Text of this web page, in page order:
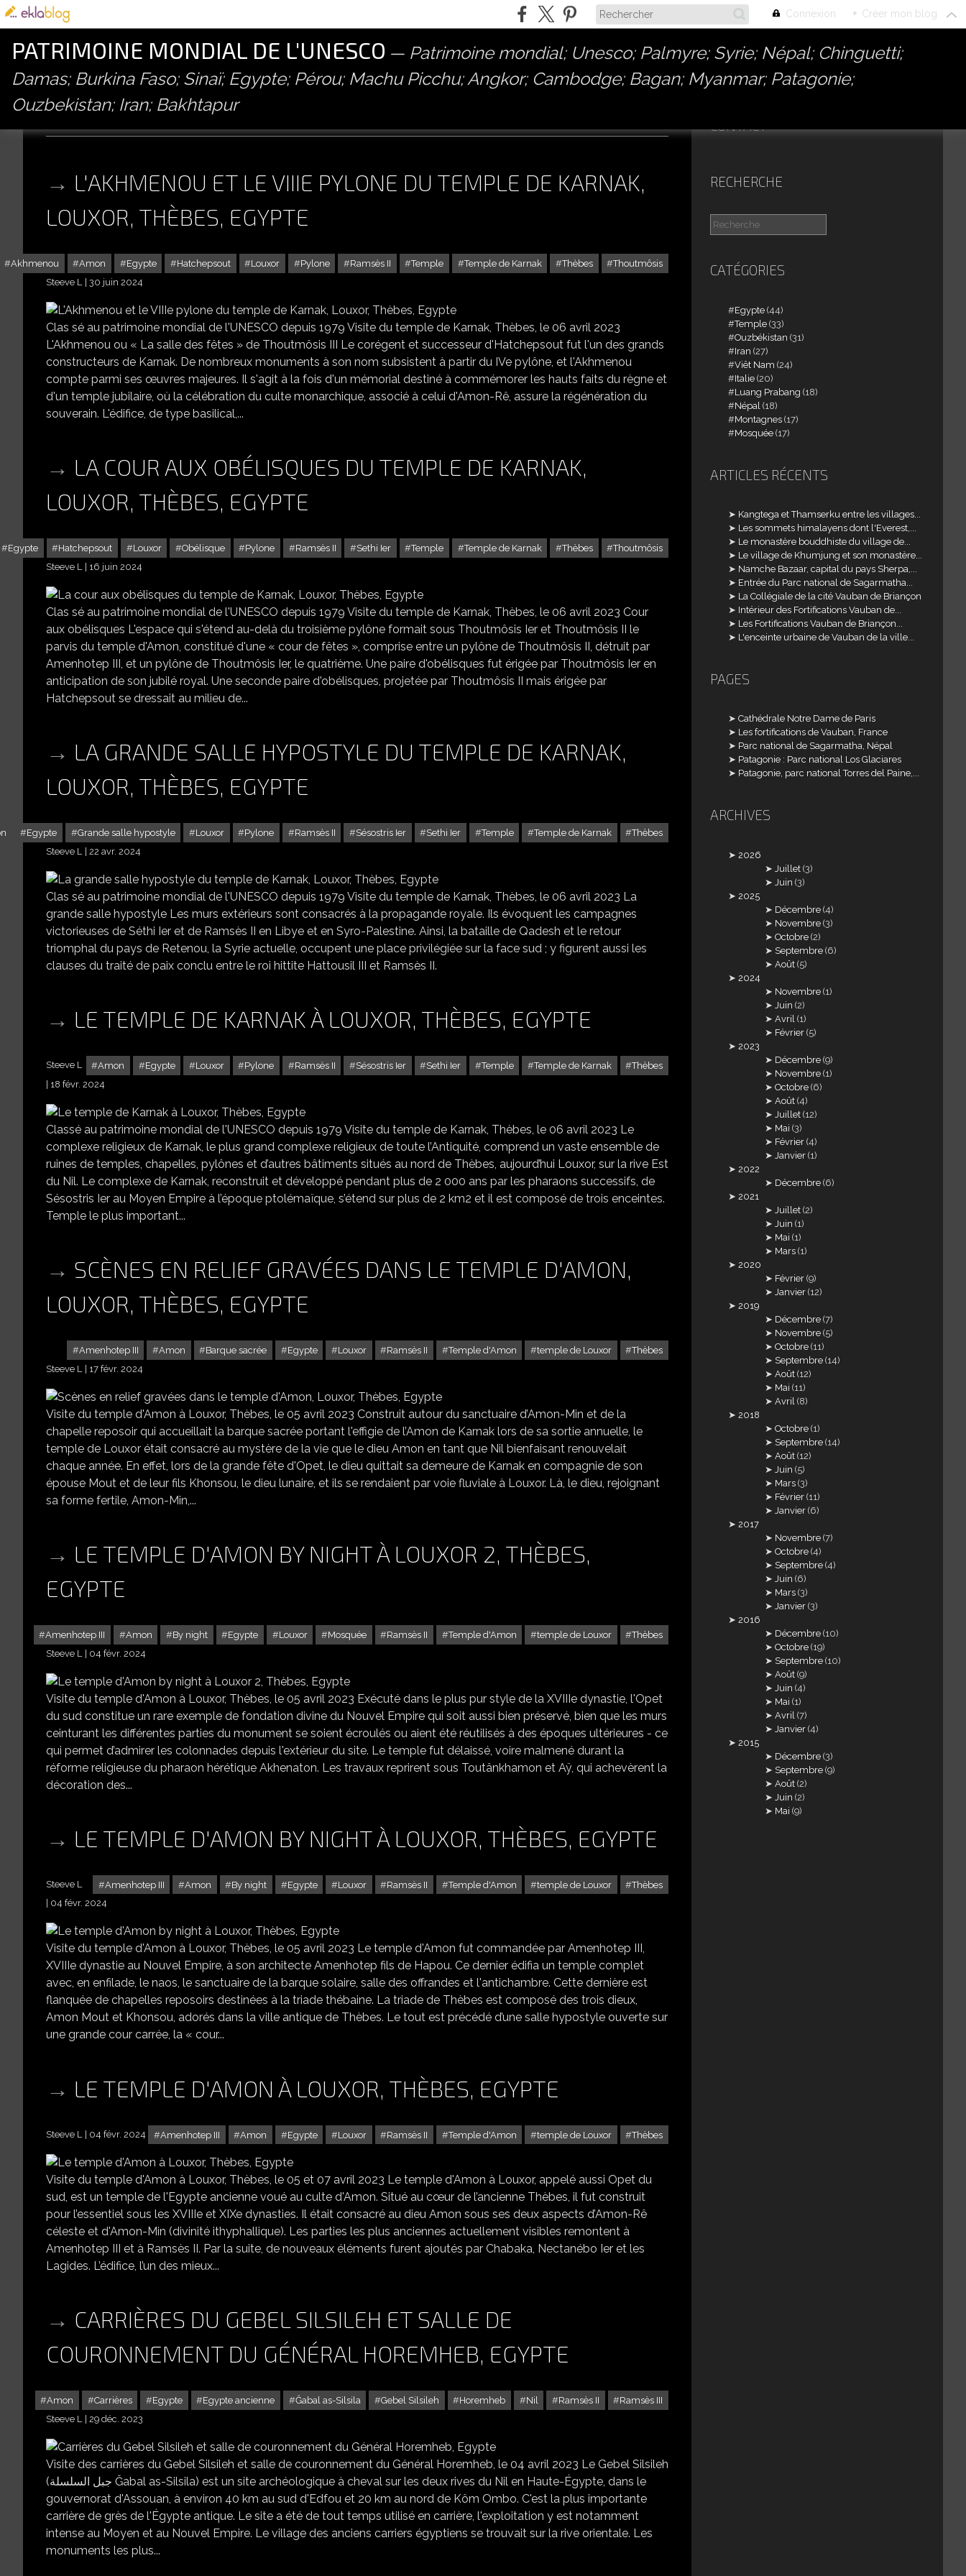
Connexion + Créer mon blog
PATRIMOINE MONDIAL DE L'UNESCO
Patrimoine mondial; Unesco; Palmyre; Syrie; Népal; Chinguetti;
Damas; Burkina Faso; Sinaï; Egypte; Pérou; Machu Picchu; Angkor; Cambodge; Bagan; Myanmar; Patagonie;
Ouzbekistan; Iran; Bakhtapur
L'AKHMENOU ET LE VIIIE PYLONE DU TEMPLE DE KARNAK,
LOUXOR, THÈBES, EGYPTE
Akhmenou Amon Egypte Hatchepsout Louxor Pylone Ramsès II Temple Temple de Karnak Thèbes
Thoutmôsis
Steeve L
30 juin 2024
Clas sé au patrimoine mondial de l'UNESCO depuis 1979 Visite du temple de Karnak, Thèbes, le 06 avril 2023
L'Akhmenou ou « La salle des fêtes » de Thoutmôsis III Le corégent et successeur d'Hatchepsout fut l'un des grands
constructeurs de Karnak. De nombreux monuments à son nom subsistent à partir du IVe pylône, et l'Akhmenou
compte parmi ses œuvres majeures. Il s'agit à la fois d'un mémorial destiné à commémorer les hauts faits du règne et
d'un temple jubilaire, où la célébration du culte monarchique, associé à celui d'Amon-Rê, assure la régénération du
souverain. L'édifice, de type basilical,...
LA COUR AUX OBÉLISQUES DU TEMPLE DE KARNAK,
LOUXOR, THÈBES, EGYPTE
Egypte Hatchepsout Louxor Obélisque Pylone Ramsès II Sethi Ier Temple Temple de Karnak Thèbes
Thoutmôsis
Steeve L
16 juin 2024
Clas sé au patrimoine mondial de l'UNESCO depuis 1979 Visite du temple de Karnak, Thèbes, le 06 avril 2023 Cour
aux obélisques L'espace qui s'étend au-delà du troisième pylône formait sous Thoutmôsis Ier et Thoutmôsis II le
parvis du temple d'Amon, constitué d'une « cour de fêtes », comprise entre un pylône de Thoutmôsis II, détruit par
Amenhotep III, et un pylône de Thoutmôsis Ier, le quatrième. Une paire d'obélisques fut érigée par Thoutmôsis Ier en
anticipation de son jubilé royal. Une seconde paire d'obélisques, projetée par Thoutmôsis II mais érigée par
Hatchepsout se dressait au milieu de...
LA GRANDE SALLE HYPOSTYLE DU TEMPLE DE KARNAK,
LOUXOR, THÈBES, EGYPTE
Egypte Grande salle hypostyle Louxor Pylone Ramsès II Sésostris Ier Sethi Ier Temple Temple de Karnak
Thèbes
Steeve L
22 avr. 2024
Clas sé au patrimoine mondial de l'UNESCO depuis 1979 Visite du temple de Karnak, Thèbes, le 06 avril 2023 La
grande salle hypostyle Les murs extérieurs sont consacrés à la propagande royale. Ils évoquent les campagnes
victorieuses de Séthi Ier et de Ramsès II en Libye et en Syro-Palestine. Ainsi, la bataille de Qadesh et le retour
triomphal du pays de Retenou, la Syrie actuelle, occupent une place privilégiée sur la face sud ; y figurent aussi les
clauses du traité de paix conclu entre le roi hittite Hattousil III et Ramsès II.
LE TEMPLE DE KARNAK À LOUXOR, THÈBES, EGYPTE
Amon Egypte Louxor Pylone Ramsès II Sésostris Ier Sethi Ier Temple Temple de Karnak Thèbes
Steeve L
18 févr. 2024
Classé au patrimoine mondial de l'UNESCO depuis 1979 Visite du temple de Karnak, Thèbes, le 06 avril 2023 Le
complexe religieux de Karnak, le plus grand complexe religieux de toute l’Antiquité, comprend un vaste ensemble de
ruines de temples, chapelles, pylônes et d’autres bâtiments situés au nord de Thèbes, aujourd’hui Louxor, sur la rive Est
du Nil. Le complexe de Karnak, reconstruit et développé pendant plus de 2 000 ans par les pharaons successifs, de
Sésostris Ier au Moyen Empire à l’époque ptolémaïque, s’étend sur plus de 2 km2 et il est composé de trois enceintes.
Temple le plus important...
SCÈNES EN RELIEF GRAVÉES DANS LE TEMPLE D'AMON,
LOUXOR, THÈBES, EGYPTE
Amenhotep III Amon Barque sacrée Egypte Louxor Ramsès II Temple d'Amon temple de Louxor
Thèbes
Steeve L
17 févr. 2024
Visite du temple d'Amon à Louxor, Thèbes, le 05 avril 2023 Construit autour du sanctuaire d’Amon-Min et de la
chapelle reposoir qui accueillait la barque sacrée portant l'effigie de l’Amon de Karnak lors de sa sortie annuelle, le
temple de Louxor était consacré au mystère de la vie que le dieu Amon en tant que Nil bienfaisant renouvelait
chaque année. En effet, lors de la grande fête d'Opet, le dieu quittait sa demeure de Karnak en compagnie de son
épouse Mout et de leur fils Khonsou, le dieu lunaire, et ils se rendaient par voie fluviale à Louxor. Là, le dieu, rejoignant
sa forme fertile, Amon-Min,...
LE TEMPLE D'AMON BY NIGHT À LOUXOR 2, THÈBES,
EGYPTE
Amenhotep III Amon By night Egypte Louxor Mosquée Ramsès II Temple d'Amon temple de Louxor
Thèbes
Steeve L
04 févr. 2024
Visite du temple d'Amon à Louxor, Thèbes, le 05 avril 2023 Exécuté dans le plus pur style de la XVIIIe dynastie, l'Opet
du sud constitue un rare exemple de fondation divine du Nouvel Empire qui soit aussi bien préservé, bien que les murs
ceinturant les différentes parties du monument se soient écroulés ou aient été réutilisés à des époques ultérieures - ce
qui permet d’admirer les colonnades depuis l'extérieur du site. Le temple fut délaissé, voire malmené durant la
réforme religieuse du pharaon hérétique Akhenaton. Les travaux reprirent sous Toutânkhamon et Aÿ, qui achevèrent la
décoration des...
LE TEMPLE D'AMON BY NIGHT À LOUXOR, THÈBES, EGYPTE
Amenhotep III Amon By night Egypte Louxor Ramsès II Temple d'Amon temple de Louxor Thèbes
Steeve L
04 févr. 2024
Visite du temple d'Amon à Louxor, Thèbes, le 05 avril 2023 Le temple d'Amon fut commandée par Amenhotep III,
XVIIIe dynastie au Nouvel Empire, à son architecte Amenhotep fils de Hapou. Ce dernier édifia un temple complet
avec, en enfilade, le naos, le sanctuaire de la barque solaire, salle des offrandes et l'antichambre. Cette dernière est
flanquée de chapelles reposoirs destinées à la triade thébaine. La triade de Thèbes est composé des trois dieux,
Amon Mout et Khonsou, adorés dans la ville antique de Thèbes. Le tout est précédé d’une salle hypostyle ouverte sur
une grande cour carrée, la « cour...
LE TEMPLE D'AMON À LOUXOR, THÈBES, EGYPTE
Amenhotep III Amon Egypte Louxor Ramsès II Temple d'Amon temple de Louxor Thèbes
Steeve L 04 févr. 2024 LE TEMPLE D'AMON À LOUXOR, THÈBES, EGYPTE
Visite du temple d'Amon à Louxor, Thèbes, le 05 et 07 avril 2023 Le temple d'Amon à Louxor, appelé aussi Opet du
sud, est un temple de l'Egypte ancienne voué au culte d'Amon. Situé au cœur de l’ancienne Thèbes, il fut construit
pour l’essentiel sous les XVIIIe et XIXe dynasties. Il était consacré au dieu Amon sous ses deux aspects d’Amon-Rê
céleste et d'Amon-Min (divinité ithyphallique). Les parties les plus anciennes actuellement visibles remontent à
Amenhotep III et à Ramsès II. Par la suite, de nouveaux éléments furent ajoutés par Chabaka, Nectanébo Ier et les
Lagides. L’édifice, l’un des mieux...
CARRIÈRES DU GEBEL SILSILEH ET SALLE DE
COURONNEMENT DU GÉNÉRAL HOREMHEB, EGYPTE
Amon Carrières Egypte Egypte ancienne Ǧabal as-Silsila Gebel Silsileh Horemheb Nil Ramsès II
Ramsès III
Steeve L
29 déc. 2023
Visite des carrières du Gebel Silsileh et salle de couronnement du Général Horemheb, le 04 avril 2023 Le Gebel Silsileh
(جبل السلسلة Ǧabal as-Silsila) est un site archéologique à cheval sur les deux rives du Nil en Haute-Égypte, dans le
gouvernorat d'Assouan, à environ 40 km au sud d'Edfou et 20 km au nord de Kôm Ombo. C'est la plus importante
carrière de grès de l'Égypte antique. Le site a été de tout temps utilisé en carrière, l'exploitation y est notamment
intense au Moyen et au Nouvel Empire. Le village des anciens carriers égyptiens se trouvait sur la rive orientale. Les
monuments les plus...
CONTACT
RECHERCHE
CATÉGORIES
Egypte (44)
Temple (33)
Ouzbékistan (31)
Iran (27)
Viêt Nam (24)
Italie (20)
Luang Prabang (18)
Népal (18)
Montagnes (17)
Mosquée (17)
ARTICLES RÉCENTS
Kangtega et Thamserku entre les villages...
Les sommets himalayens dont l'Everest,...
Le monastère bouddhiste du village de...
Le village de Khumjung et son monastère...
Namche Bazaar, capital du pays Sherpa,...
Entrée du Parc national de Sagarmatha...
La Collégiale de la cité Vauban de Briançon
Intérieur des Fortifications Vauban de...
Les Fortifications Vauban de Briançon...
L'enceinte urbaine de Vauban de la ville...
PAGES
Cathédrale Notre Dame de Paris
Les fortifications de Vauban, France
Parc national de Sagarmatha, Népal
Patagonie : Parc national Los Glaciares
Patagonie, parc national Torres del Paine,...
ARCHIVES
2026
Juillet (3)
Juin (3)
2025
Décembre (4)
Novembre (3)
Octobre (2)
Septembre (6)
Août (5)
2024
Novembre (1)
Juin (2)
Avril (1)
Février (5)
2023
Décembre (9)
Novembre (1)
Octobre (6)
Août (4)
Juillet (12)
Mai (3)
Février (4)
Janvier (1)
2022
Décembre (6)
2021
Juillet (2)
Juin (1)
Mai (1)
Mars (1)
2020
Février (9)
Janvier (12)
2019
Décembre (7)
Novembre (5)
Octobre (11)
Septembre (14)
Août (12)
Mai (11)
Avril (8)
2018
Octobre (1)
Septembre (14)
Août (12)
Juin (5)
Mars (3)
Février (11)
Janvier (6)
2017
Novembre (7)
Octobre (4)
Septembre (4)
Juin (6)
Mars (3)
Janvier (3)
2016
Décembre (10)
Octobre (19)
Septembre (10)
Août (9)
Juin (4)
Mai (1)
Avril (7)
Janvier (4)
2015
Décembre (3)
Septembre (9)
Août (2)
Juin (2)
Mai (9)